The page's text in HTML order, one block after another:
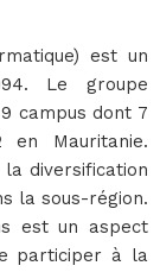
est un
Le groupe
campus dont 7
Mauritanie.
diversification
la sous-région.
est un aspect
participer à la